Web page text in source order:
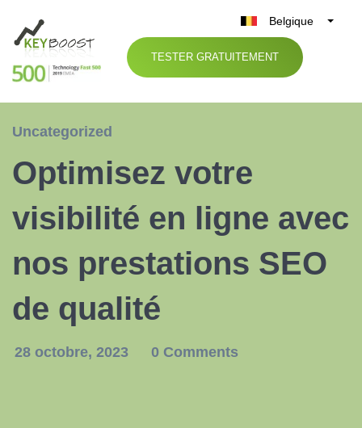
Belgique
België
Nederland
TESTER GRATUITEMENT
Uncategorized
Optimisez votre
visibilité en ligne avec
nos prestations SEO
de qualité
28 octobre, 2023 0 Comments